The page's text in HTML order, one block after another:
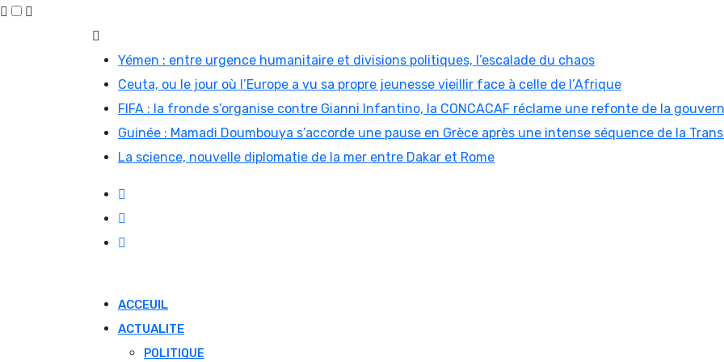
Yémen : entre urgence humanitaire et divisions politiques, l’escalade du chaos
Ceuta, ou le jour où l’Europe a vu sa propre jeunesse vieillir face à celle de l’Afrique
FIFA : la fronde s’organise contre Gianni Infantino, la CONCACAF réclame une refonte de la
Guinée : Mamadi Doumbouya s’accorde une pause en Grèce après une intense séquence de la
La science, nouvelle diplomatie de la mer entre Dakar et Rome
ACCEUIL
ACTUALITE
POLITIQUE